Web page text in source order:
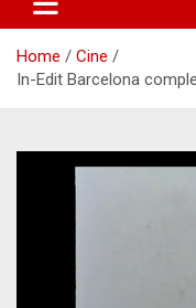
Home
Cine
In-Edit Barcelona